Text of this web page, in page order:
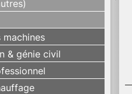
machines
& génie civil